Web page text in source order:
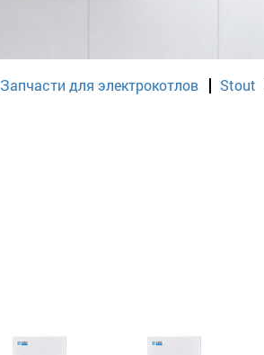
Запчасти для электрокотлов Stout